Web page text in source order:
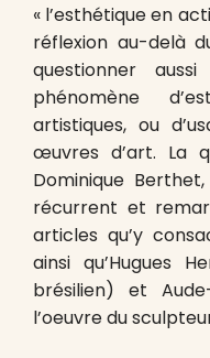
« l’esthétique en
réflexion au-delà
questionner
phénomène
artistiques, ou
œuvres d’art. La
Dominique
récurrent et
articles qu’y
ainsi qu’Hugues
brésilien) et
l’oeuvre du